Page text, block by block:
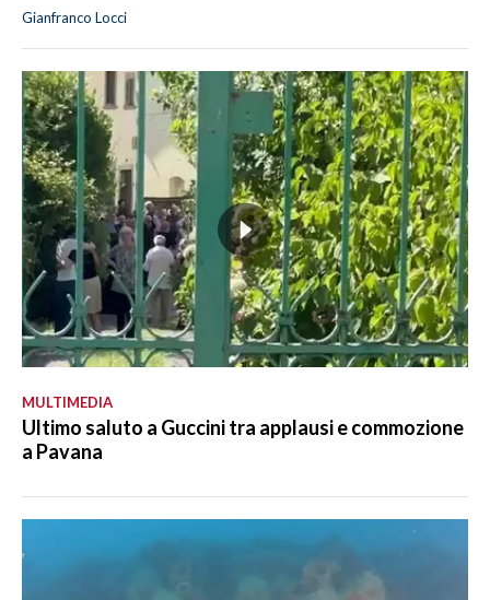
Gianfranco Locci
MULTIMEDIA
Ultimo saluto a Guccini tra applausi e commozione
a Pavana